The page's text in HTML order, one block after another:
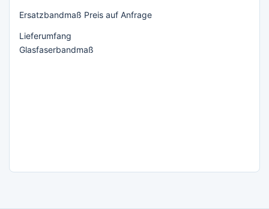
Ersatzbandmaß Preis auf Anfrage
Lieferumfang
Glasfaserbandmaß